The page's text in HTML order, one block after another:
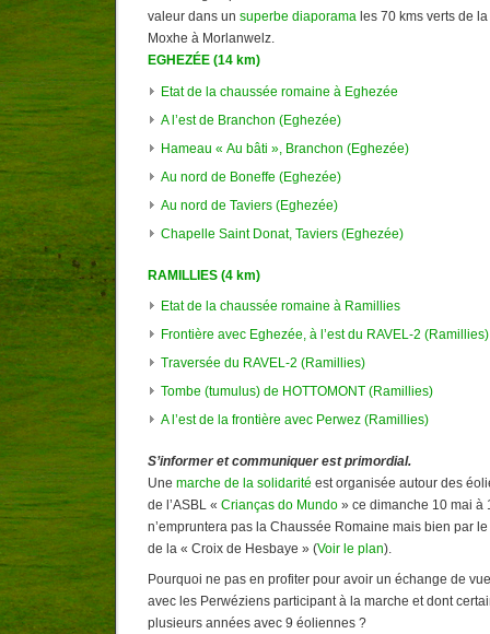
valeur dans un superbe diaporama les 70 kms verts de
Moxhe à Morlanwelz.
EGHEZÉE (14 km)
Etat de la chaussée romaine à Eghezée
A l’est de Branchon (Eghezée)
Hameau « Au bâti », Branchon (Eghezée)
Au nord de Boneffe (Eghezée)
Au nord de Taviers (Eghezée)
Chapelle Saint Donat, Taviers (Eghezée)
RAMILLIES (4 km)
Etat de la chaussée romaine à Ramillies
Frontière avec Eghezée, à l’est du RAVEL-2 (Ramillies)
Traversée du RAVEL-2 (Ramillies)
Tombe (tumulus) de HOTTOMONT (Ramillies)
A l’est de la frontière avec Perwez (Ramillies)
S’informer et communiquer est primordial.
Une marche de la solidarité est organisée autour des
de l’ASBL « Crianças do Mundo » ce dimanche 10 mai à
n’empruntera pas la Chaussée Romaine mais bien par
de la « Croix de Hesbaye » (Voir le plan).
Pourquoi ne pas en profiter pour avoir un échange de
avec les Perwéziens participant à la marche et dont
plusieurs années avec 9 éoliennes ?